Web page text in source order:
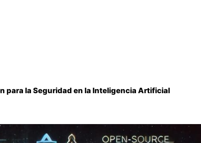
para la Seguridad en la Inteligencia Artificial